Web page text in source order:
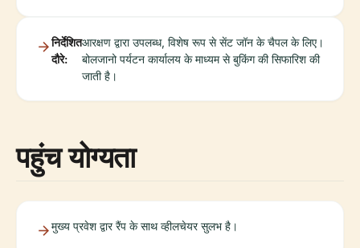
निर्देशित
दौरे:
आरक्षण द्वारा उपलब्ध, विशेष रूप से सेंट जॉन के चैपल के लिए।
बोलजानो पर्यटन कार्यालय के माध्यम से बुकिंग की सिफारिश की
जाती है।
पहुंच योग्यता
मुख्य प्रवेश द्वार रैंप के साथ व्हीलचेयर सुलभ है।